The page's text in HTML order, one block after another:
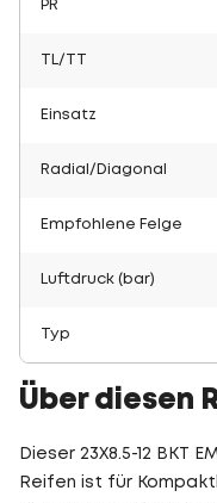
PR
TL/TT
Einsatz
Radial/Diagonal
Empfohlene Felge
Luftdruck (bar)
Typ
Über diesen
Dieser 23X8.5-12 BKT
Reifen ist für